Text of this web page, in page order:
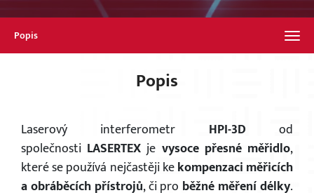
Popis
Popis
Laserový interferometr HPI-3D od
společnosti LASERTEX je vysoce přesné měřidlo,
které se používá nejčastěji kekompenzaci měřicích
a obráběcích přístrojů, či pro běžné měření délky.